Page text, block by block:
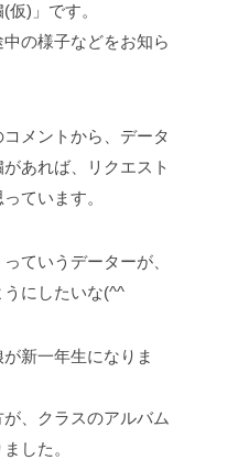
)」です。
の様子などをお知ら
メントから、データ
あれば、リクエスト
ています。
ていうデーターが、
にしたいな(^^
新一年生になりま
、クラスのアルバム
した。